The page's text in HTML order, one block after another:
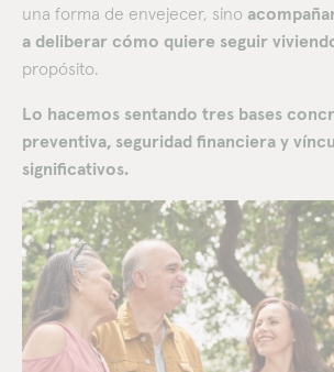
una forma de envejecer, sino
a deliberar cómo quiere seguir
propósito.
Lo hacemos sentando tres bases
preventiva, seguridad financiera y
significativos.